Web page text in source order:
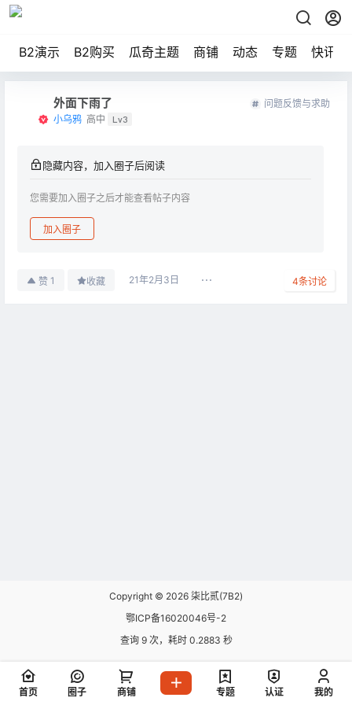
B2演示 B2购买 瓜奇主题 商铺 动态 专题 快讯
外面下雨了
小乌鸦 高中 Lv3
问题反馈与求助
隐藏内容，加入圈子后阅读
您需要加入圈子之后才能查看帖子内容
加入圈子
赞 1 收藏 21年2月3日 4条讨论
Copyright © 2026 柒比贰(7B2)
鄂ICP备16020046号-2
查询 9 次，耗时 0.2883 秒
首页 圈子 商铺 专题 认证 我的